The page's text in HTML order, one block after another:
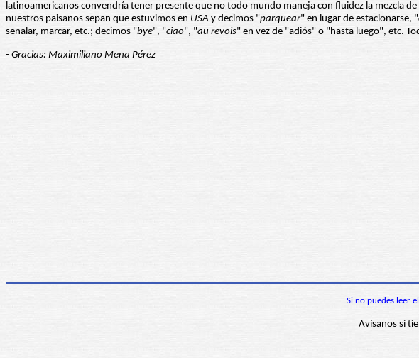
latinoamericanos convendría tener presente que no todo mundo maneja con fluidez la mezcla
nuestros paisanos sepan que estuvimos en USA y decimos "parquear" en lugar de estacionarse, "
señalar, marcar, etc.; decimos "bye", "ciao", "au revois" en vez de "adiós" o "hasta luego", etc.
- Gracias: Maximiliano Mena Pérez
Si no puedes leer
Avísanos si